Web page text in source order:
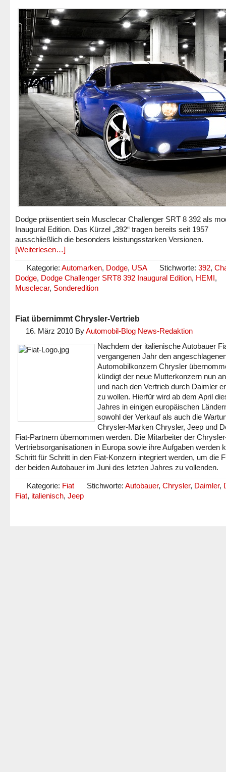
Dodge präsentiert sein Musclecar Challenger SRT 8 392 als
Inaugural Edition. Das Kürzel „392“ tragen bereits seit 1957
ausschließlich die besonders leistungsstarken Versionen.
[Weiterlesen…]
Kategorie: Automarken, Dodge, USA Stichworte: 392,
Dodge, Dodge Challenger SRT8 392 Inaugural Edition, HEMI,
Musclecar, Sonderedition
Fiat übernimmt Chrysler-Vertrieb
16. März 2010 ByAutomobil-Blog News-Redaktion
Nachdem der italienische Autobauer
vergangenen Jahr den
Automobilkonzern Chrysler
kündigt der neue Mutterkonzern nun
und nach den Vertrieb durch Daimler
zu wollen. Hierfür wird ab dem April
Jahres in einigen europäischen
sowohl der Verkauf als auch die
Chrysler-Marken Chrysler, Jeep und
Fiat-Partnern übernommen werden. Die Mitarbeiter der
Vertriebsorganisationen in Europa sowie ihre Aufgaben werden
Schritt für Schritt in den Fiat-Konzern integriert werden, um die
der beiden Autobauer im Juni des letzten Jahres zu vollenden.
Kategorie: Fiat Stichworte: Autobauer, Chrysler, Daimler,
Fiat, italienisch, Jeep